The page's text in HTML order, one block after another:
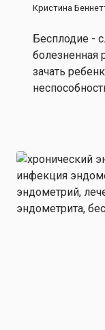
Кристина
Бесплодие -
болезненная
зачать